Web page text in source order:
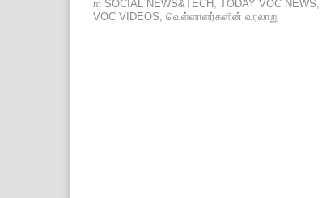
SOCIAL NEWS&TECH , TODAY VOC NEWS,
VOC VIDEOS, வெள்ளாளர்களின் வரலாறு